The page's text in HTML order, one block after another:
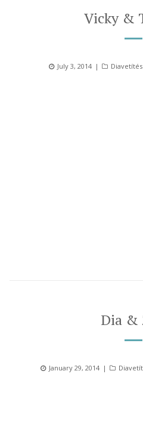
Vicky &
Posted
July 3, 2014 Categories
Diavetítés
Dia &
Posted
January 29, 2014